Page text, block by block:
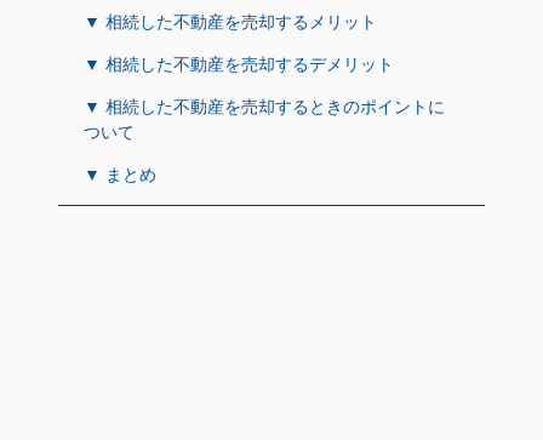
▼ 相続した不動産を売却するメリット
▼ 相続した不動産を売却するデメリット
▼ 相続した不動産を売却するときのポイントに
ついて
▼ まとめ